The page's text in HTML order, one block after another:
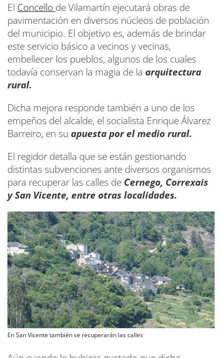
El Concello de Vilamartín ejecutará obras de
pavimentación en diversos núcleos de población
del municipio. El objetivo es, además de brindar
este servicio básico a vecinos y vecinas,
embellecer los pueblos, algunos de los cuales
todavía conservan la magia de la arquitectura
rural.
Dicha mejora responde también a uno de los
empeños del alcalde, el socialista Enrique Álvarez
Barreiro, en su apuesta por el medio rural.
El regidor detalla que se están gestionando
distintas subvenciones ante diversos organismos
para recuperar las calles de Cernego, Correxais
y San Vicente, entre otras localidades.
En San Vicente también se recuperarán las calles